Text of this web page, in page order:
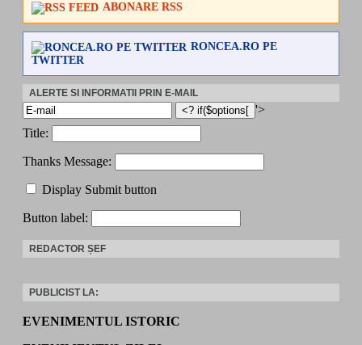
ABONARE RSS
RONCEA.RO PE
TWITTER
ALERTE SI INFORMATII PRIN E-MAIL
'>
Title:
Thanks Message:
Display Submit button
Button label:
REDACTOR ȘEF
PUBLICIST LA:
EVENIMENTUL ISTORIC